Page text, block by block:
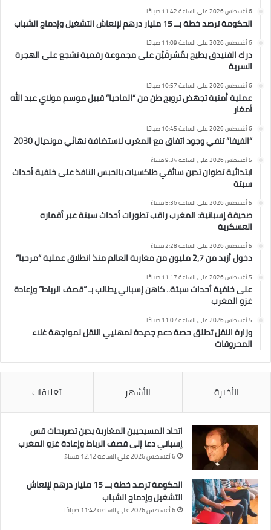
6 أغسطس 2026 على الساعة 11:42 صباحًا
الحكومة ترصد خطة بــ 15 مليار درهم لإنعاش التشغيل وإدماج الشباب
6 أغسطس 2026 على الساعة 11:09 صباحًا
درك الفنيدق يطيح بمُشرفَيْن على مجموعة رقمية تشجع على الهجرة
السرية
6 أغسطس 2026 على الساعة 10:57 صباحًا
عملية أمنية تجهض ترويج طن من “الماحيا” قبيل موسم مولاي عبد الله
أمغار
6 أغسطس 2026 على الساعة 10:45 صباحًا
“الفيفا” تنفي وجود اتفاق مع المغرب لاستضافة نهائي مونديال 2030
5 أغسطس 2026 على الساعة 9:34 مساءً
ابتدائية تطوان تدين سائقي طاكسيات بالحبس النافذ على خلفية أحداث
سبتة
5 أغسطس 2026 على الساعة 5:36 مساءً
صحيفة إسبانية: المغرب راقب تطورات أحداث سبتة عبر أقماره
العسكرية
5 أغسطس 2026 على الساعة 2:28 مساءً
دخول أزيد من 2,7 مليون من مغاربة العالم منذ انطلاق عملية “مرحبا”
5 أغسطس 2026 على الساعة 11:17 صباحًا
على خلفية أحداث سبتة.. كاهن إسباني يطالب بـ “قصف الرباط” وإعادة
غزو المغرب
5 أغسطس 2026 على الساعة 11:07 صباحًا
وزارة النقل تطلق حصة دعم جديدة لمهنيي النقل لمواجهة غلاء
المحروقات
الأخيرة الأشهر تعليقات
اتحاد المسيحيين المغاربة يدين تصريحات قس
إسباني دعا إلى قصف الرباط وإعادة غزو المغرب
6 أغسطس 2026 على الساعة 12:12 مساءً
الحكومة ترصد خطة بــ 15 مليار درهم لإنعاش
التشغيل وإدماج الشباب
6 أغسطس 2026 على الساعة 11:42 صباحًا